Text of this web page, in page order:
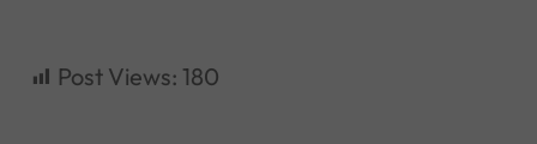
Post Views: 180